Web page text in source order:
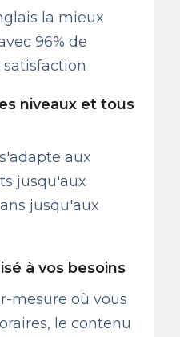
la mieux
96% de
satisfaction
niveaux et tous
aux
jusqu'aux
jusqu'aux
à vos besoins
mesure où vous
le contenu